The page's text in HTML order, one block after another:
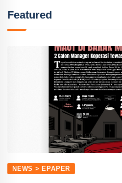
Featured
NEWS > EPAPER